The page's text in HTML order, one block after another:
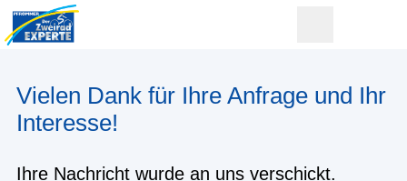
Vielen Dank für Ihre Anfrage und Ihr
Interesse!
Ihre Nachricht wurde an uns verschickt.